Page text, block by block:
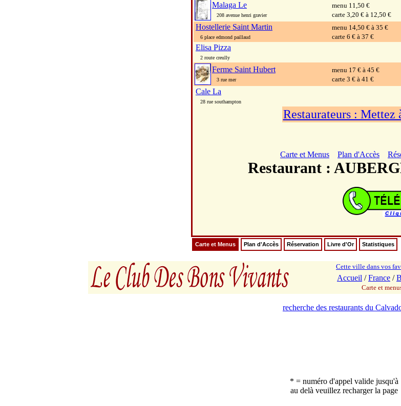
Malaga Le
208 avenue henri gravier
menu 11,50 €
carte 3,20 € à 12,50 €
Hostellerie Saint Martin
6 place edmond paillaud
menu 14,50 € à 35 €
carte 6 € à 37 €
Elisa Pizza
2 route creully
Ferme Saint Hubert
3 rue mer
menu 17 € à 45 €
carte 3 € à 41 €
Cale La
28 rue southampton
Restaurateurs : Mettez
Carte et Menus Plan d'Accès
Restaurant :
Carte et Menus Plan d'Accès Réservation Livre d'Or Statistiques
Cette ville dans vos
Accueil /France /
Carte et
recherche des restaurants du
* = numéro d'appel valide jusqu'à
au delà veuillez recharger la page